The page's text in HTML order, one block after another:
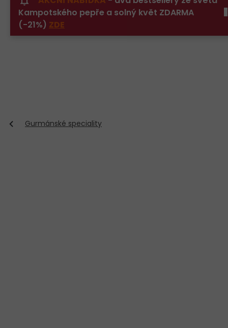
obsah
Kampotského pepře a solný květ ZDARMA
(-21%) ZDE
Gurmánské speciality